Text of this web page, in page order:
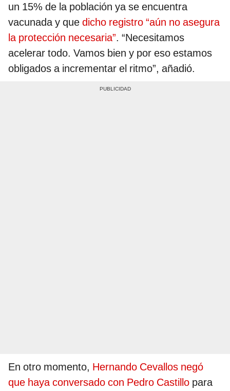
un 15% de la población ya se encuentra
vacunada y que dicho registro “aún no asegura
la protección necesaria”. “Necesitamos
acelerar todo. Vamos bien y por eso estamos
obligados a incrementar el ritmo”, añadió.
En otro momento, Hernando Cevallos negó
que haya conversado con Pedro Castillo para